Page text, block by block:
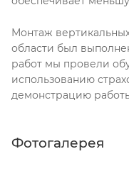
Монтаж
области был
работ мы провели
использованию
демонстрацию
Фотогалерея